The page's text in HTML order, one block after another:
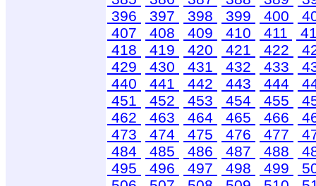
396
397 398 399 400
407
408 409 410 411
418
419 420 421 422
429
430 431 432 433
440
441 442 443 444
451
452 453 454 455
462
463 464 465 466
473
474 475 476 477
484
485 486 487 488
495
496 497 498 499